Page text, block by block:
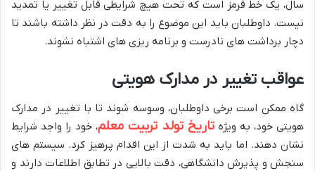
سال، یک خط قرمز است که تحت هیچ شرایطی قابل تغییر یا تمدید
نیست. داوطلبان باید این موضوع را به دقت در نظر داشته باشند تا
دچار برداشت های نادرست و برنامه ریزی های اشتباه نشوند.
عواقب تغییر در مدارک هویتی
گاه ممکن است برخی داوطلبان، وسوسه شوند تا با تغییر در مدارک
هویتی خود، به ویژهتاریخ تولد تربیت معلم، خود را واجد شرایط
نشان دهند. اما باید به شدت از این اقدام پرهیز کرد. سیستم های
سنجش و پذیرش دانشگاهی، دقت بالایی در تطابق اطلاعات دارند و